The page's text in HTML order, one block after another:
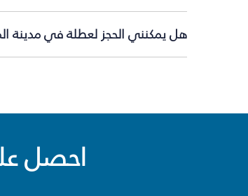
هل يمكنني الحجز لعطلة في مدينة
احصل